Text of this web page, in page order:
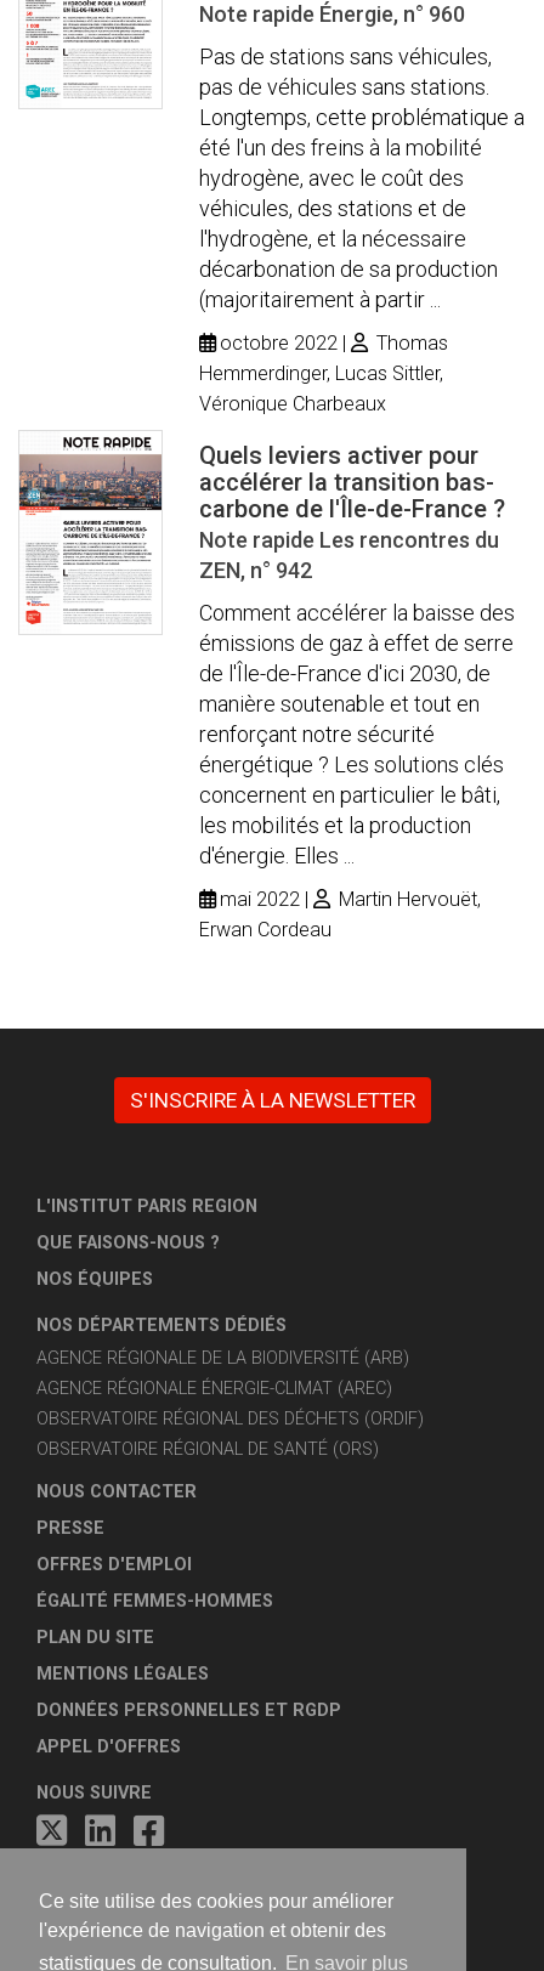
Ce site utilise des cookies pour améliorer
l'expérience de navigation et obtenir des
statistiques de consultation.
En savoir plus
Note rapide Énergie, n° 960
Pas de stations sans véhicules,
pas de véhicules sans stations.
Longtemps, cette problématique a
été l'un des freins à la mobilité
hydrogène, avec le coût des
véhicules, des stations et de
l'hydrogène, et la nécessaire
décarbonation de sa production
(majoritairement à partir ...
octobre 2022
Thomas
Hemmerdinger, Lucas Sittler,
Véronique Charbeaux
Quels leviers activer pour
accélérer la transition bas-
carbone de l'Île-de-France ?
Note rapide Les rencontres du
ZEN, n° 942
Comment accélérer la baisse des
émissions de gaz à effet de serre
de l'Île-de-France d'ici 2030, de
manière soutenable et tout en
renforçant notre sécurité
énergétique ? Les solutions clés
concernent en particulier le bâti,
les mobilités et la production
d'énergie. Elles ...
mai 2022
Martin Hervouët,
Erwan Cordeau
S'INSCRIRE À LA NEWSLETTER
L'INSTITUT PARIS REGION
QUE FAISONS-NOUS ?
NOS ÉQUIPES
NOS DÉPARTEMENTS DÉDIÉS
AGENCE RÉGIONALE DE LA BIODIVERSITÉ (ARB)
AGENCE RÉGIONALE ÉNERGIE-CLIMAT (AREC)
OBSERVATOIRE RÉGIONAL DES DÉCHETS (ORDIF)
OBSERVATOIRE RÉGIONAL DE SANTÉ (ORS)
NOUS CONTACTER
PRESSE
OFFRES D'EMPLOI
ÉGALITÉ FEMMES-HOMMES
PLAN DU SITE
MENTIONS LÉGALES
DONNÉES PERSONNELLES ET RGDP
APPEL D'OFFRES
NOUS SUIVRE